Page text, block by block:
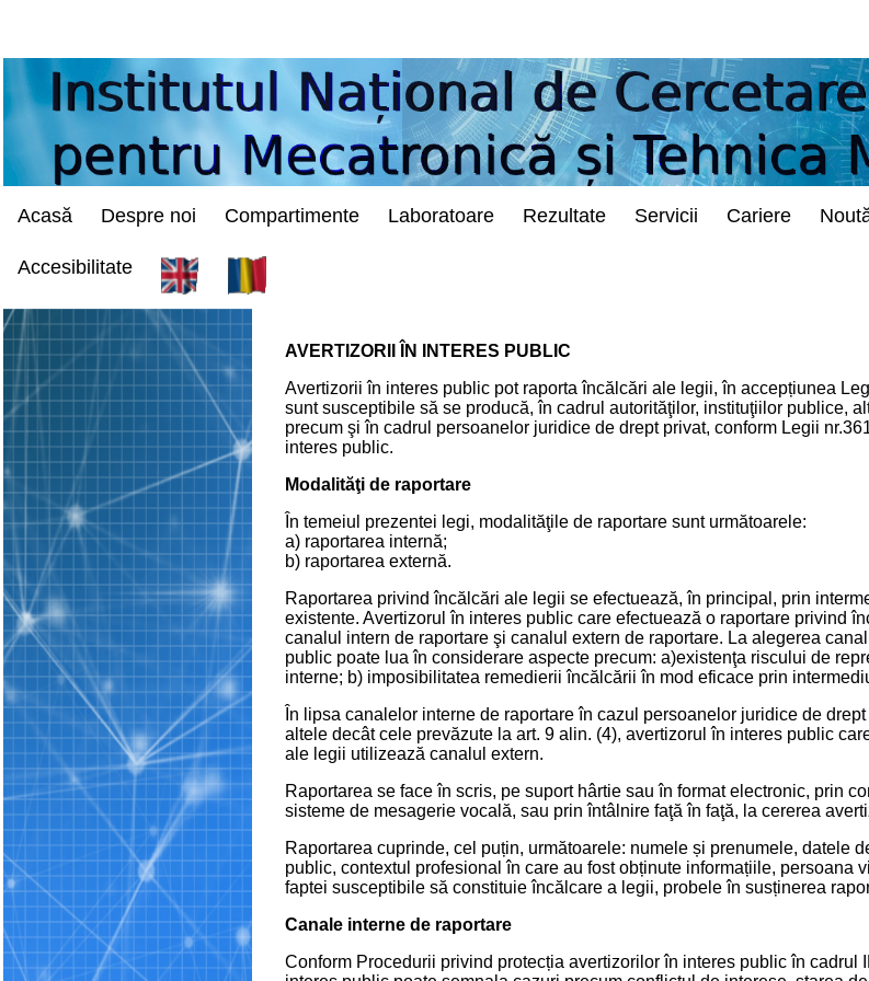
Acasă Despre noi Compartimente Laboratoare Rezultate Servicii Cariere
Accesibilitate
AVERTIZORII ÎN INTERES PUBLIC
Avertizorii în interes public pot raporta încălcări ale legii, în accepțiunea
sunt susceptibile să se producă, în cadrul autorităţilor, instituţiilor publice,
precum şi în cadrul persoanelor juridice de drept privat, conform Legii
interes public.
Modalităţi de raportare
În temeiul prezentei legi, modalităţile de raportare sunt următoarele:
a) raportarea internă;
b) raportarea externă.
Raportarea privind încălcări ale legii se efectuează, în principal, prin
existente. Avertizorul în interes public care efectuează o raportare privind
canalul intern de raportare şi canalul extern de raportare. La alegerea
public poate lua în considerare aspecte precum: a)existenţa riscului de
interne; b) imposibilitatea remedierii încălcării în mod eficace prin
În lipsa canalelor interne de raportare în cazul persoanelor juridice de
altele decât cele prevăzute la art. 9 alin. (4), avertizorul în interes public
ale legii utilizează canalul extern.
Raportarea se face în scris, pe suport hârtie sau în format electronic, prin
sisteme de mesagerie vocală, sau prin întâlnire faţă în faţă, la cererea
Raportarea cuprinde, cel puțin, următoarele: numele și prenumele, datele
public, contextul profesional în care au fost obținute informațiile, persoana
faptei susceptibile să constituie încălcare a legii, probele în susținerea
Canale interne de raportare
Conform Procedurii privind protecția avertizorilor în interes public în cadrul